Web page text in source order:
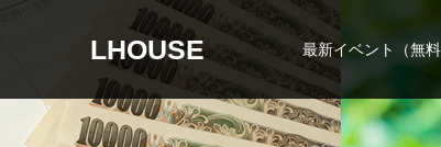
LHOUSE 最新イベント（無料